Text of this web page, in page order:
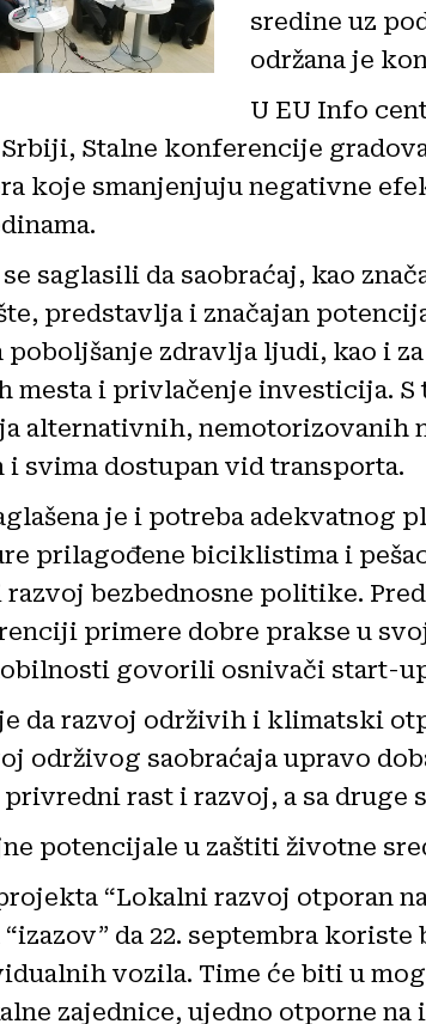
sredine uz
održana je
U EU Info
Stalne konferencije
koje smanjenjuju negativne
saglasili da saobraćaj, kao
predstavlja i značajan
poboljšanje zdravlja ljudi, kao i
mesta i privlačenje investicija.
alternativnih, nemotorizovanih
i svima dostupan vid transporta.
je i potreba adekvatnog
prilagođene biciklistima i
razvoj bezbednosne politike.
primere dobre prakse u
govorili osnivači start-
da razvoj održivih i klimatski
održivog saobraćaja upravo
rast i razvoj, a sa druge
potencijale u zaštiti životne
“Lokalni razvoj otporan
da 22. septembra
vozila. Time će biti u
zajednice, ujedno otporne